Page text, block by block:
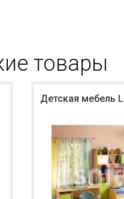
товары
Детская мебель